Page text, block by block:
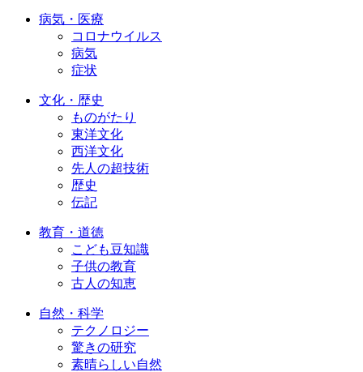
病気・医療
コロナウイルス
病気
症状
文化・歴史
ものがたり
東洋文化
西洋文化
先人の超技術
歴史
伝記
教育・道徳
こども豆知識
子供の教育
古人の知恵
自然・科学
テクノロジー
驚きの研究
素晴らしい自然